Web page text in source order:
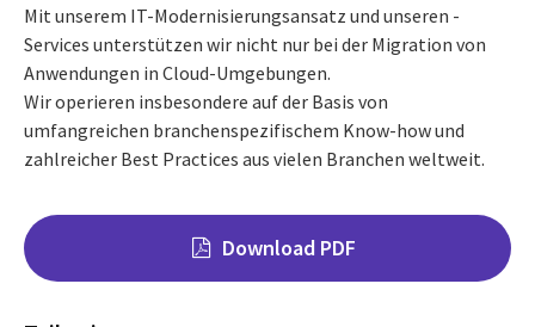
Mit unserem IT-Modernisierungsansatz und unseren -
Services unterstützen wir nicht nur bei der Migration von
Anwendungen in Cloud-Umgebungen.
Wir operieren insbesondere auf der Basis von
umfangreichen branchenspezifischem Know-how und
zahlreicher Best Practices aus vielen Branchen weltweit.
Download PDF